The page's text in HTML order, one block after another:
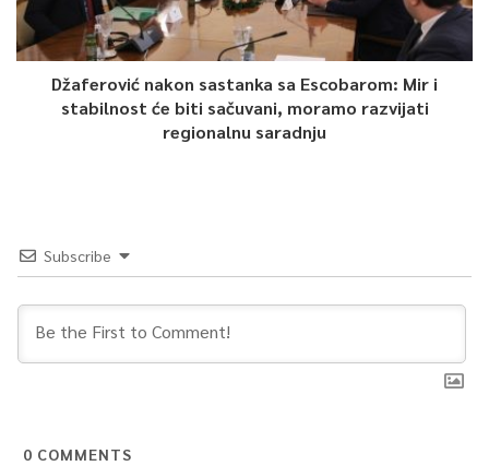
Džaferović nakon sastanka sa Escobarom: Mir i
stabilnost će biti sačuvani, moramo razvijati
regionalnu saradnju
Subscribe
0 COMMENTS